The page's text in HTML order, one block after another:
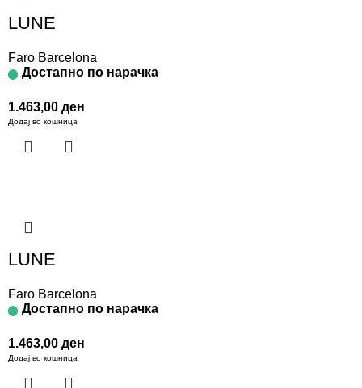
LUNE
Faro Barcelona
Достапно по нарачка
1.463,00 ден
Додај во кошница
LUNE
Faro Barcelona
Достапно по нарачка
1.463,00 ден
Додај во кошница